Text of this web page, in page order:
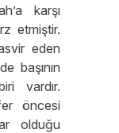
karşı
etmiştir.
eden
başının
vardır.
öncesi
olduğu